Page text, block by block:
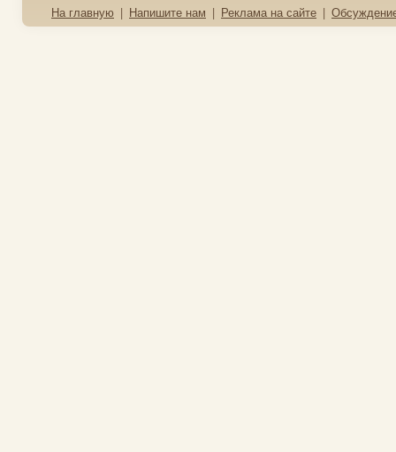
На главную | Напишите нам | Реклама на сайте |